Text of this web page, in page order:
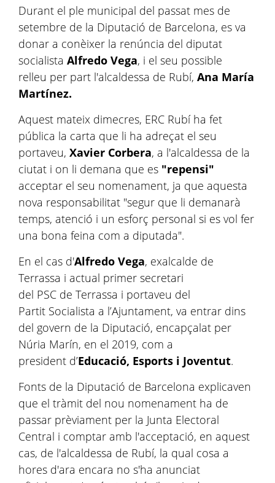
Durant el ple municipal del passat mes de
setembre de la Diputació de Barcelona, es va
donar a conèixer la renúncia del diputat
socialista Alfredo Vega, i el seu possible
relleu per part l'alcaldessa de Rubí, Ana María
Martínez.
Aquest mateix dimecres, ERC Rubí ha fet
pública la carta que li ha adreçat el seu
portaveu, Xavier Corbera, a l'alcaldessa de la
ciutat i on li demana que es "repensi"
acceptar el seu nomenament, ja que aquesta
nova responsabilitat "segur que li demanarà
temps, atenció i un esforç personal si es vol fer
una bona feina com a diputada".
En el cas d'Alfredo Vega, exalcalde de
Terrassa i actual primer secretari
del PSC de Terrassa i portaveu del
Partit Socialista a l’Ajuntament, va entrar dins
del govern de la Diputació, encapçalat per
Núria Marín, en el 2019, com a
president d’Educació, Esports i Joventut.
Fonts de la Diputació de Barcelona explicaven
que el tràmit del nou nomenament ha de
passar prèviament per la Junta Electoral
Central i comptar amb l'acceptació, en aquest
cas, de l'alcaldessa de Rubí, la qual cosa a
hores d'ara encara no s'ha anunciat